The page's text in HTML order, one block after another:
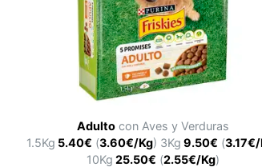
Adultocon Aves y Verduras
1.5Kg 5.40€ (3.60€/Kg) 3Kg 9.50€ (3.17€/
10Kg 25.50€ (2.55€/Kg)